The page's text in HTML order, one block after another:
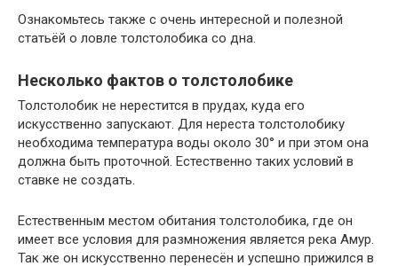
Ознакомьтесь также с очень интересной и полезной
статьёй о ловле толстолобика со дна.
Несколько фактов о толстолобике
Толстолобик не нерестится в прудах, куда его
искусственно запускают. Для нереста толстолобику
необходима температура воды около 30° и при этом она
должна быть проточной. Естественно таких условий в
ставке не создать.
Естественным местом обитания толстолобика, где он
имеет все условия для размножения является река Амур.
Так же он искусственно перенесён и успешно прижился в